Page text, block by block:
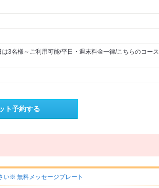
3名様～ご利用可能/平日・週末料金一律/こちらのコース
ト予約する
い※ 無料メッセージプレート